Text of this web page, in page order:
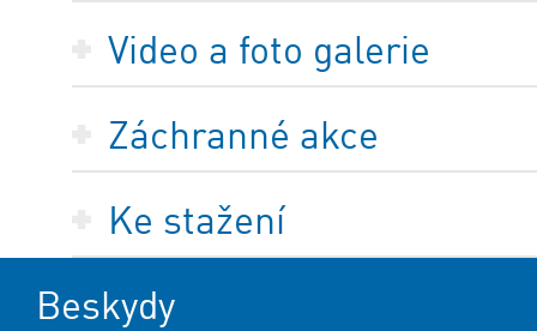
Video a foto galerie
Záchranné akce
Ke stažení
Beskydy